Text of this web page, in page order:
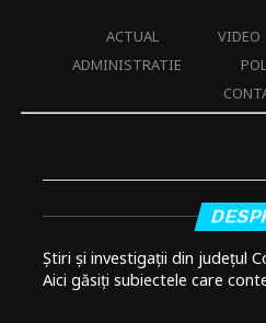
ACTUAL VIDEO
ADMINISTRATIE
Știri și investigații din județul
Aici găsiți subiectele care